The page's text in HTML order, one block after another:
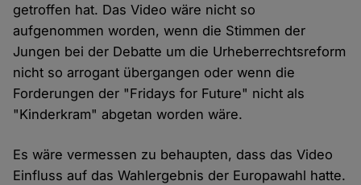
getroffen hat. Das Video wäre nicht so
aufgenommen worden, wenn die Stimmen der
Jungen bei der Debatte um die Urheberrechtsreform
nicht so arrogant übergangen oder wenn die
Forderungen der "Fridays for Future" nicht als
"Kinderkram" abgetan worden wäre.
Es wäre vermessen zu behaupten, dass das Video
Einfluss auf das Wahlergebnis der Europawahl hatte.